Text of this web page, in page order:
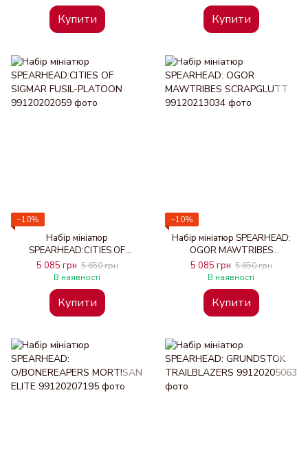
Купити Купити
−10%
Набір мініатюр
SPEARHEAD:CITIES OF
SIGMAR FUSIL-PLATOON
5 085 грн 5 650 грн
В наявності
Купити
−10%
Набір мініатюр SPEARHEAD:
OGOR MAWTRIBES
SCRAPGLUTT
5 085 грн 5 650 грн
В наявності
Купити